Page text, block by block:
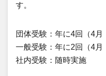
す。
団体受験：年に4回（4月
一般受験：年に2回（4月
社内受験：随時実施